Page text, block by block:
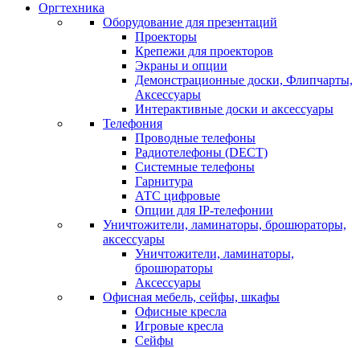
Оргтехника
Оборудование для презентаций
Проекторы
Крепежи для проекторов
Экраны и опции
Демонстрационные доски, Флипчарты,
Аксессуары
Интерактивные доски и аксессуары
Телефония
Проводные телефоны
Радиотелефоны (DECT)
Системные телефоны
Гарнитура
АТС цифровые
Опции для IP-телефонии
Уничтожители, ламинаторы, брошюраторы,
аксессуары
Уничтожители, ламинаторы,
брошюраторы
Аксессуары
Офисная мебель, сейфы, шкафы
Офисные кресла
Игровые кресла
Сейфы